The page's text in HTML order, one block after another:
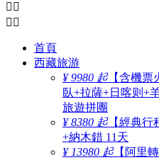
 
 
首頁
西藏旅游
¥ 9980 起【含機票
臥+拉薩+日喀则+
旅遊拼團
¥ 8380 起【經典行
+納木錯 11天
¥ 13980 起【阿里